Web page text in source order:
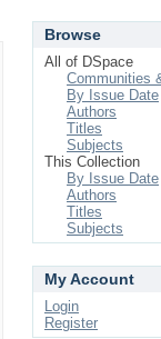
Browse
All of DSpace
Communities
By Issue Date
Authors
Titles
Subjects
This Collection
By Issue Date
Authors
Titles
Subjects
My Account
Login
Register